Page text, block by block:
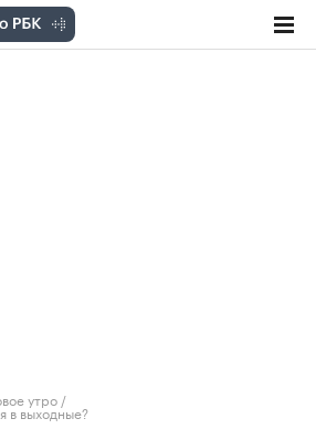
утро /
в выходные?